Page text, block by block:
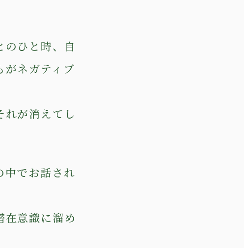
ひと時、自
がネガティブ
れが消えてし
中でお話され
在意識に溜め